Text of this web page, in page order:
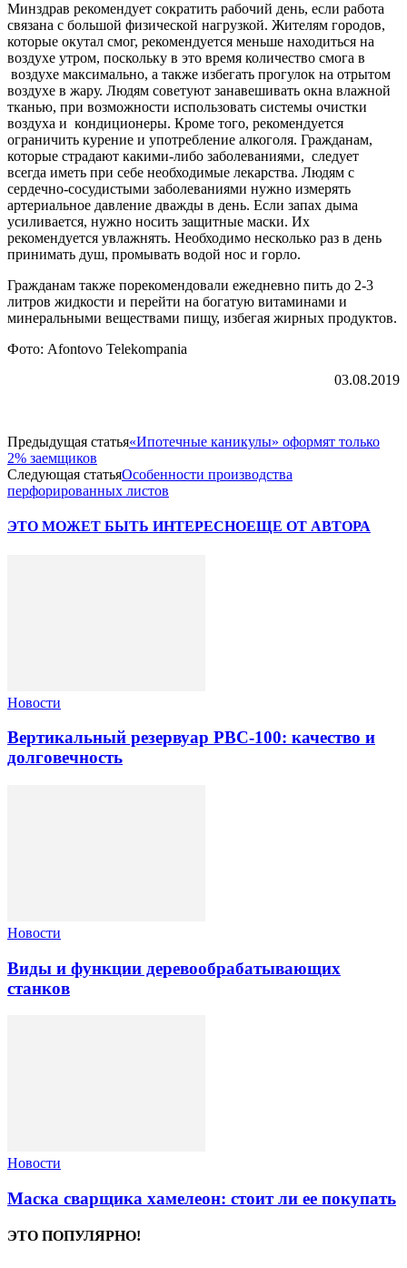
Минздрав рекомендует сократить рабочий день, если работа
связана с большой физической нагрузкой. Жителям городов,
которые окутал смог, рекомендуется меньше находиться на
воздухе утром, поскольку в это время количество смога в
воздухе максимально, а также избегать прогулок на отрытом
воздухе в жару. Людям советуют занавешивать окна влажной
тканью, при возможности использовать системы очистки
воздуха и кондиционеры. Кроме того, рекомендуется
ограничить курение и употребление алкоголя. Гражданам,
которые страдают какими-либо заболеваниями, следует
всегда иметь при себе необходимые лекарства. Людям с
сердечно-сосудистыми заболеваниями нужно измерять
артериальное давление дважды в день. Если запах дыма
усиливается, нужно носить защитные маски. Их
рекомендуется увлажнять. Необходимо несколько раз в день
принимать душ, промывать водой нос и горло.
Гражданам также порекомендовали ежедневно пить до 2-3
литров жидкости и перейти на богатую витаминами и
минеральными веществами пищу, избегая жирных продуктов.
Фото: Afontovo Telekompania
03.08.2019
Предыдущая статья«Ипотечные каникулы» оформят только
2% заемщиков
Следующая статьяОсобенности производства
перфорированных листов
ЭТО МОЖЕТ БЫТЬ ИНТЕРЕСНОЕЩЕ ОТ АВТОРА
Новости
Вертикальный резервуар РВС-100: качество и
долговечность
Новости
Виды и функции деревообрабатывающих
станков
Новости
Маска сварщика хамелеон: стоит ли ее покупать
ЭТО ПОПУЛЯРНО!